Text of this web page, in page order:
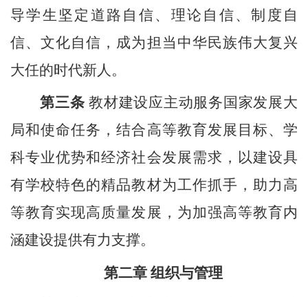
导学生坚定道路自信、理论自信、制度自
信、文化自信，成为担当中华民族伟大复兴
大任的时代新人。
第三条 教材建设应主动服务国家发展大
局和使命任务，结合高等教育发展目标、学
科专业优势和经济社会发展需求，以建设具
有学校特色的精品教材为工作抓手，助力高
等教育实现高质量发展，为加强高等教育内
涵建设提供有力支撑。
第二章 组织与管理